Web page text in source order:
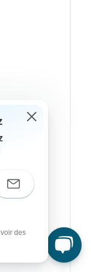
des